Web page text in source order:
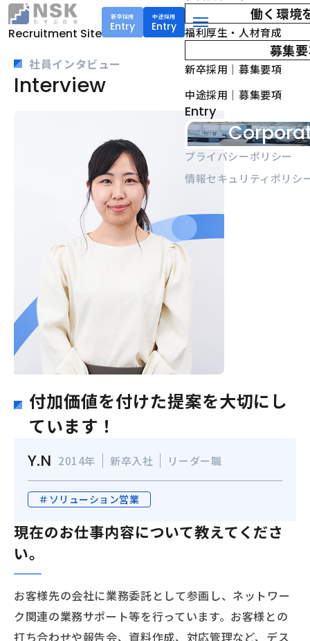
NSK株式会社
Recruitment Site
新卒採用
Entry
中途採用
Entry
menu
働く環境
福利厚生・人材育成
募集
新卒採用｜募集要項
中途採用｜募集要項
Entry
プライバシーポリシー
情報セキュリティポリシ
社員インタビュー
Interview
付加価値を付けた提案を大切にし
ています！
Y.N 2014年 新卒入社 リーダー職
＃ソリューション営業
現在のお仕事内容について教えてくださ
い。
お客様先の会社に業務委託として参画し、ネットワー
ク関連の業務サポート等を行っています。お客様との
打ち合わせや報告会、資料作成、対応管理など、デス